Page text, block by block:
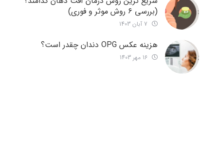
(بررسی 6 روش موثر و فوری)
هزینه عکس OPG دندان چقدر است؟